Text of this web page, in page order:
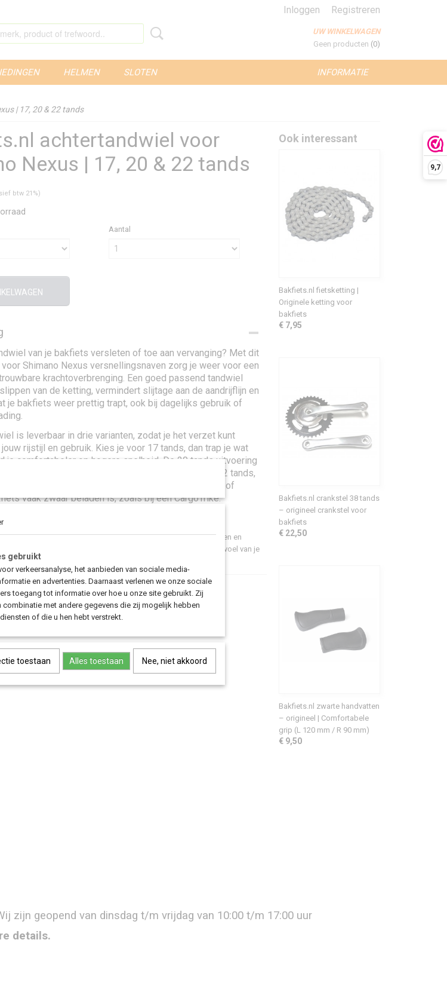
9,7
Inloggen Registreren
UW WINKELWAGEN
Geen producten (0)
INFORMATIE
HELMEN SLOTEN
| 17, 20 & 22 tands
achtertandwiel voor
Nexus | 17, 20 & 22 tands
btw 21%)
Aantal
van je bakfiets versleten of toe aan vervanging? Met dit
Shimano Nexus versnellingsnaven zorg je weer voor een
krachtoverbrenging. Een goed passend tandwiel
van de ketting, vermindert slijtage aan de aandrijflijn en
je bakfiets weer prettig trapt, ook bij dagelijks gebruik of
is leverbaar in drie varianten, zodat je het verzet kunt
rijstijl en gebruik. Kies je voor 17 tands, dan trap je wat
je comfortabeler op hogere snelheid. De 20 tands uitvoering
balans tussen snelheid en trapcomfort. Ga je voor 22 tands,
lichter, wat vooral prettig is bij heuvels, tegenwind of
vaak zwaar beladen is, zoals bij een CargoTrike.
Shimano Nexus versnellingsnaven is geschikt voor bakfietsen en
20 en 22 tands. Ideaal als vervanging bij slijtage en om het trapgevoel van je
op jouw gebruik.
Save
Ook interessant
Bakfiets.nl fietsketting |
Originele ketting voor
bakfiets
€ 7,95
Bakfiets.nl crankstel 38 tands
– origineel crankstel voor
bakfiets
€ 22,50
Bakfiets.nl zwarte handvatten
– origineel | Comfortabele
grip (L 120 mm / R 90 mm)
€ 9,50
zijn geopend van dinsdag t/m vrijdag van 10:00 t/m 17:00 uur
details.
gebruikt
verkeersanalyse, het aanbieden van sociale media-
en advertenties. Daarnaast verlenen we onze sociale
toegang tot informatie over hoe u onze site gebruikt. Zij
met andere gegevens die zij mogelijk hebben
of die u hen hebt verstrekt.
toestaan Alles toestaan Nee, niet akkoord